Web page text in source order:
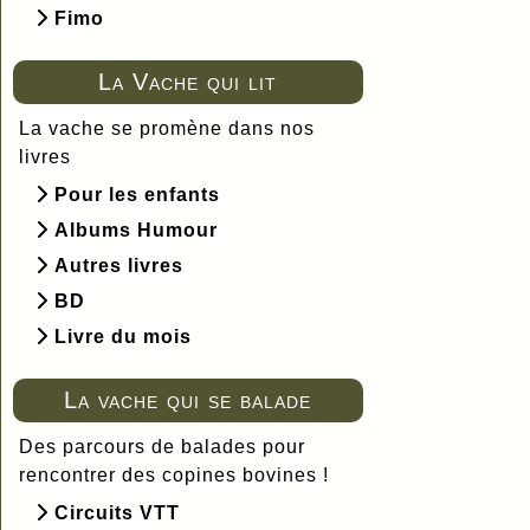
Fimo
La Vache qui lit
La vache se promène dans nos
livres
Pour les enfants
Albums Humour
Autres livres
BD
Livre du mois
La vache qui se balade
Des parcours de balades pour
rencontrer des copines bovines !
Circuits VTT